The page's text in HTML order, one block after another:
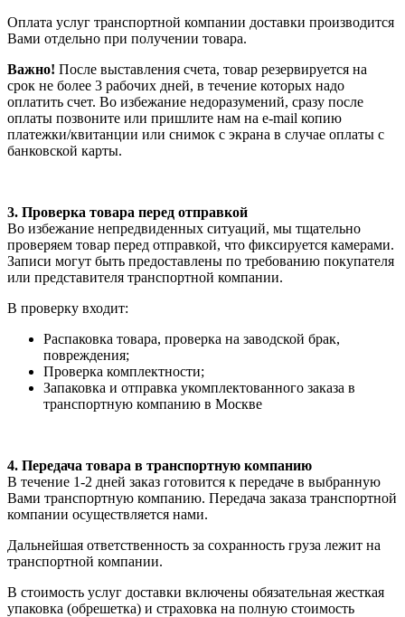
Оплата услуг транспортной компании доставки производится
Вами отдельно при получении товара.
Важно! После выставления счета, товар резервируется на
срок не более 3 рабочих дней, в течение которых надо
оплатить счет. Во избежание недоразумений, сразу после
оплаты позвоните или пришлите нам на e-mail копию
платежки/квитанции или снимок с экрана в случае оплаты с
банковской карты.
3. Проверка товара перед отправкой
Во избежание непредвиденных ситуаций, мы тщательно
проверяем товар перед отправкой, что фиксируется камерами.
Записи могут быть предоставлены по требованию покупателя
или представителя транспортной компании.
В проверку входит:
Распаковка товара, проверка на заводской брак,
повреждения;
Проверка комплектности;
Запаковка и отправка укомплектованного заказа в
транспортную компанию в Москве
4. Передача товара в транспортную компанию
В течение 1-2 дней заказ готовится к передаче в выбранную
Вами транспортную компанию. Передача заказа транспортной
компании осуществляется нами.
Дальнейшая ответственность за сохранность груза лежит на
транспортной компании.
В стоимость услуг доставки включены обязательная жесткая
упаковка (обрешетка) и страховка на полную стоимость